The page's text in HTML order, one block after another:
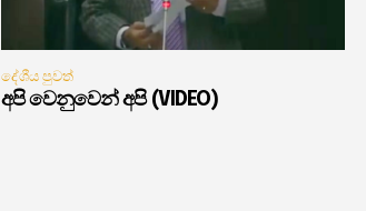
දේශීය පුවත්
අපි වෙනුවෙන් අපි (VIDEO)